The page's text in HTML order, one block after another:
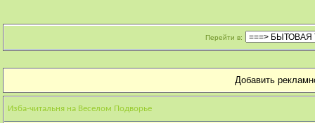
Перейти в:
Добавить
Изба-читальня на Веселом Подворье